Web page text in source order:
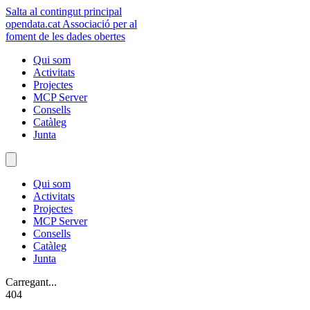
Salta al contingut principal
opendata.cat Associació per al
foment de les dades obertes
Qui som
Activitats
Projectes
MCP Server
Consells
Catàleg
Junta
Qui som
Activitats
Projectes
MCP Server
Consells
Catàleg
Junta
Carregant...
404